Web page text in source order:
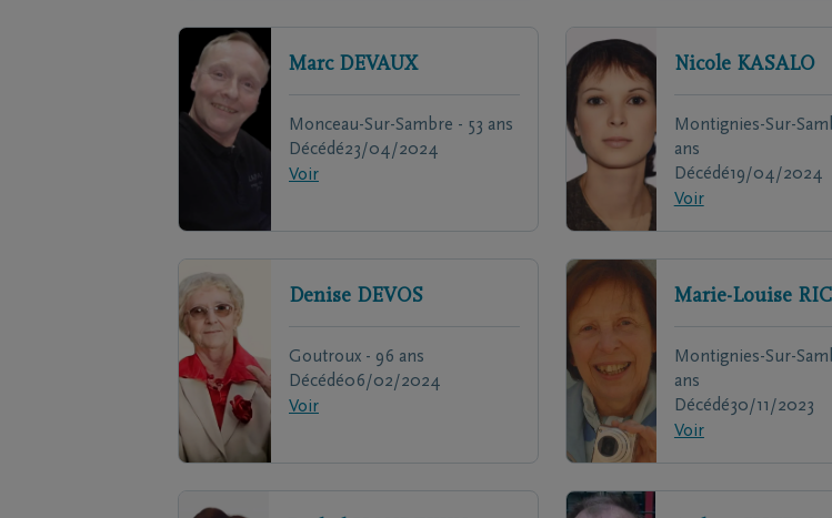
Marc DEVAUX
Monceau-Sur-Sambre - 53 ans
Décédé23/04/2024
Voir
Nicole KASALO
Montignies-Sur-
ans
Décédé19/04/2024
Voir
Denise DEVOS
Goutroux - 96 ans
Décédé06/02/2024
Voir
Marie-Louise
Montignies-Sur-
ans
Décédé30/11/2023
Voir